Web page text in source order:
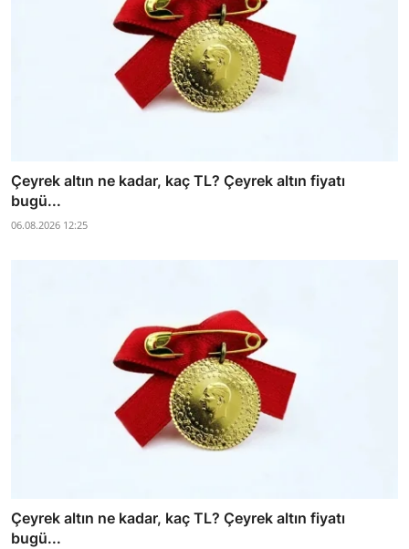
Çeyrek altın ne kadar, kaç TL? Çeyrek altın fiyatı
bugü...
06.08.2026 12:25
Çeyrek altın ne kadar, kaç TL? Çeyrek altın fiyatı
bugü...